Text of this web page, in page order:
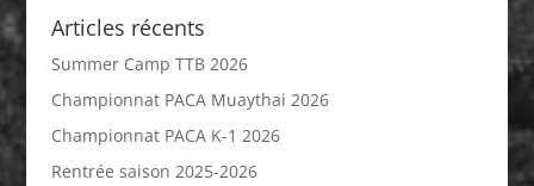
Articles récents
Summer Camp TTB 2026
Championnat PACA Muaythai 2026
Championnat PACA K-1 2026
Rentrée saison 2025-2026